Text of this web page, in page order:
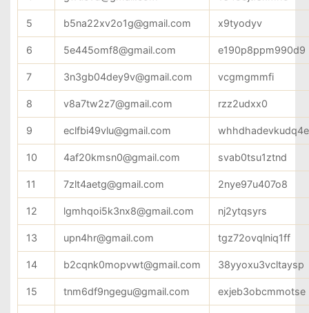
5 b5na22xv2o1g@gmail.com x9tyodyv
6 5e445omf8@gmail.com e190p8ppm990d9
7 3n3gb04dey9v@gmail.com vcgmgmmfi
8 v8a7tw2z7@gmail.com rzz2udxx0
9 eclfbi49vlu@gmail.com
10 4af20kmsn0@gmail.com svab0tsu1ztnd
11 7zlt4aetg@gmail.com 2nye97u407o8
12 lgmhqoi5k3nx8@gmail.com nj2ytqsyrs
13 upn4hr@gmail.com tgz72ovqlniq1ff
14 b2cqnk0mopvwt@gmail.com 38yyoxu3vcltaysp
15 tnm6df9ngegu@gmail.com exjeb3obcmmotse